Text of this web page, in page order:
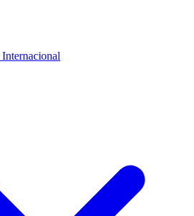
Internacional